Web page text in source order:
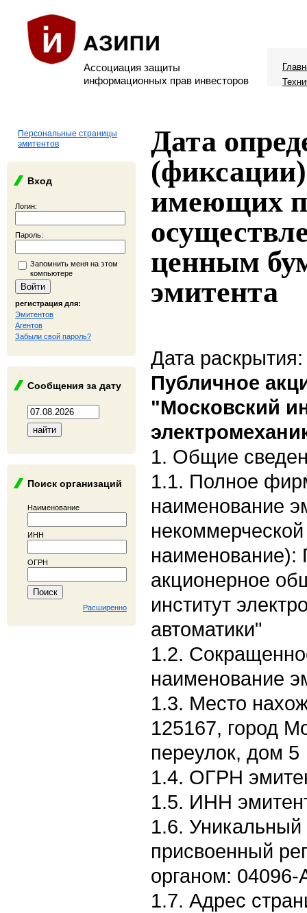
Ассоциация защиты
информационных прав инвесторов
Персональные страницы
эмитентов
Вход
Логин:
Пароль:
Запомнить меня на этом
компьютере
регистрация для:
Эмитентов
Агентов
Забыли свой пароль?
Сообщения за дату
Поиск организаций
Наименование
ИНН
ОГРН
Расширенно
Дата
имеющих
ценным
эмитента
Дата
Публичное
"Московский
1. Общие
1.1. Полное
наименование
наименование):
акционерное
институт
автоматики"
1.2.
наименование
1.3. Место
125167, город
переулок, дом 5
1.4. ОГРН
1.5. ИНН
1.6. Уникальный
присвоенный
органом: 04096-
1.7. Адрес